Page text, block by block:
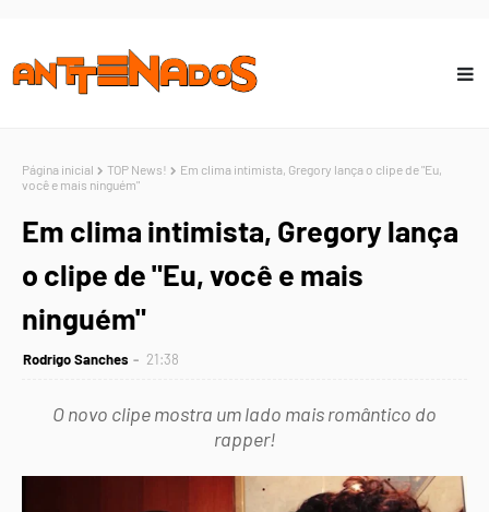
Página inicial TOP News!
Em clima intimista, Gregory lança o clipe de "Eu,
você e mais ninguém"
Em clima intimista, Gregory lança
o clipe de "Eu, você e mais
ninguém"
Rodrigo Sanches 21:38
O novo clipe mostra um lado mais romântico do
rapper!